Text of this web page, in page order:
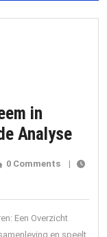
in
Analyse
in
0 Comments
|
Een Overzicht
en speelt